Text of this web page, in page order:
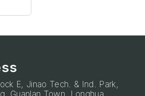
E, Jinao Tech. & Ind. Park,
Guanlan Town, Longhua,